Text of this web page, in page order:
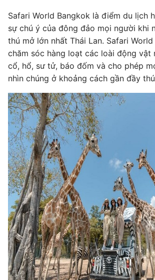
Safari World Bangkok là điểm du lịch
sự chú ý của đông đảo mọi người khi
thú mở lớn nhất Thái Lan. Safari
chăm sóc hàng loạt các loài động vật
cổ, hổ, sư tử, báo đốm và cho phép
nhìn chúng ở khoảng cách gần đầy